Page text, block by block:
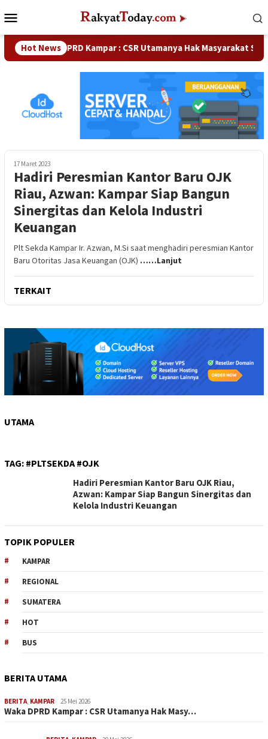
ke
Mobile
Hot News
Waka DPRD Kampar : CSR Utamanya Hak Masyarakat
17 Maret 2023
Hadiri Peresmian Kantor Baru OJK
Riau, Azwan: Kampar Siap Bangun
Sinergitas dan Kelola Industri
Keuangan
Plt Sekda Kampar Ir. Azwan, M.Si saat menghadiri peresmian Kantor
Baru Otoritas Jasa Keuangan (OJK) ……Lanjut
TERKAIT
UTAMA
TAG: #PLTSEKDA #OJK
Hadiri Peresmian Kantor Baru OJK Riau,
Azwan: Kampar Siap Bangun Sinergitas dan
Kelola Industri Keuangan
TOPIK POPULER
KAMPAR
REGIONAL
SUMATERA
HOT
BUS
BERITA UTAMA
BERITA KAMPAR 25 Mei 2026
Waka DPRD Kampar : CSR Utamanya Hak Masy…